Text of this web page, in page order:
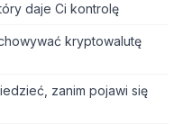
daje Ci kontrolę
kryptowalutę
zanim pojawi się